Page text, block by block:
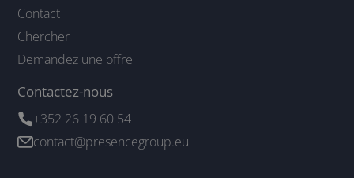
Contact
Chercher
Demandez une offre
Contactez-nous
+352 26 19 60 54
contact@presencegroup.eu